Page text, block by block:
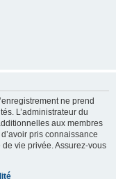
ne prend
L’administrateur du
aux membres
pris connaissance
vie privée. Assurez-vous